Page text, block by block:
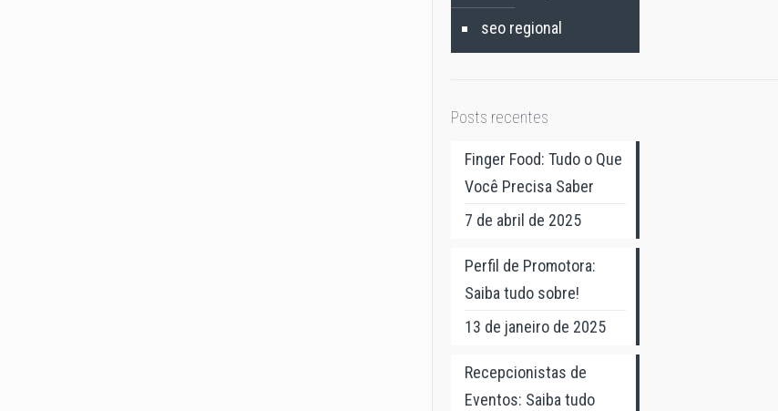
seo regional
Posts recentes
Finger Food: Tudo o Que
Você Precisa Saber
7 de abril de 2025
Perfil de Promotora:
Saiba tudo sobre!
13 de janeiro de 2025
Recepcionistas de
Eventos: Saiba tudo